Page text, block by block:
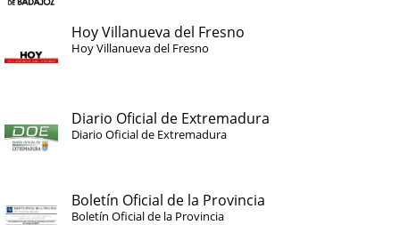
Hoy Villanueva del Fresno
Hoy Villanueva del Fresno
Diario Oficial de Extremadura
Diario Oficial de Extremadura
Boletín Oficial de la Provincia
Boletín Oficial de la Provincia